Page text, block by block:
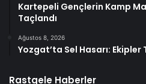
Kartepeli Gençlerin Kamp
Taçlandı
Ağustos 8, 2026
Yozgat’ta Sel Hasarı:
Rastgele Haberler